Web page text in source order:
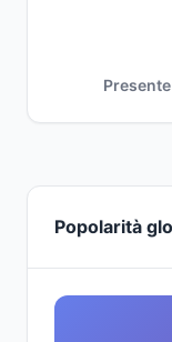
Popolarità